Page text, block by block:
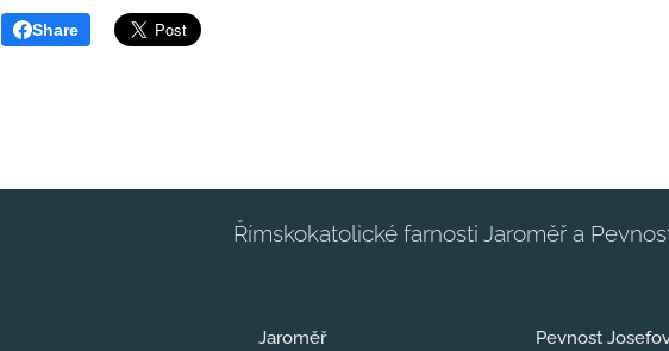
Share
Římskokatolické farnosti Jaroměř a
Jaroměř Pevnost